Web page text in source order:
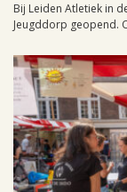
Bij Leiden Atletiek in
Jeugddorp geopend.